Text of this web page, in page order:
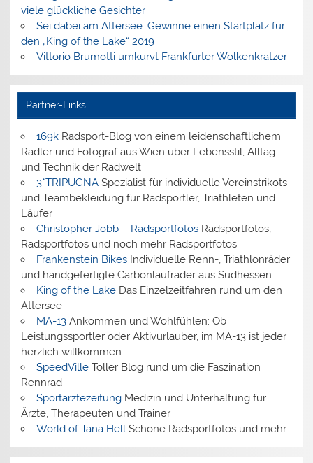
viele glückliche Gesichter
Sei dabei am Attersee: Gewinne einen Startplatz für
den „King of the Lake“ 2019
Vittorio Brumotti umkurvt Frankfurter Wolkenkratzer
Partner-Links
169kRadsport-Blog von einem leidenschaftlichem
Radler und Fotograf aus Wien über Lebensstil, Alltag
und Technik der Radwelt
3*TRIPUGNASpezialist für individuelle Vereinstrikots
und Teambekleidung für Radsportler, Triathleten und
Läufer
Christopher Jobb – RadsportfotosRadsportfotos,
Radsportfotos und noch mehr Radsportfotos
Frankenstein BikesIndividuelle Renn-, Triathlonräder
und handgefertigte Carbonlaufräder aus Südhessen
King of the LakeDas Einzelzeitfahren rund um den
Attersee
MA-13Ankommen und Wohlfühlen: Ob
Leistungssportler oder Aktivurlauber, im MA-13 ist jeder
herzlich willkommen.
SpeedVilleToller Blog rund um die Faszination
Rennrad
SportärztezeitungMedizin und Unterhaltung für
Ärzte, Therapeuten und Trainer
World of Tana HellSchöne Radsportfotos und mehr